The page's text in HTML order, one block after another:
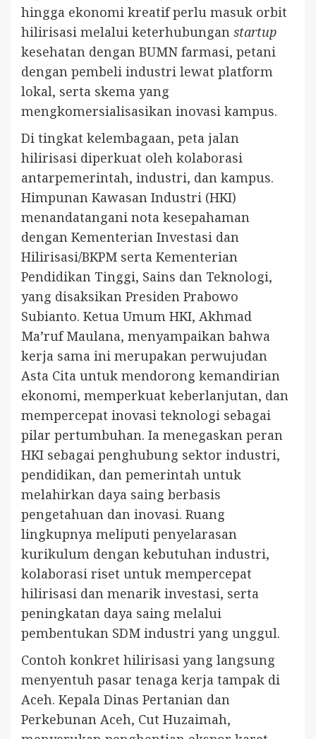
hingga ekonomi kreatif perlu masuk orbit
hilirisasi melalui keterhubungan startup
kesehatan dengan BUMN farmasi, petani
dengan pembeli industri lewat platform
lokal, serta skema yang
mengkomersialisasikan inovasi kampus.
Di tingkat kelembagaan, peta jalan
hilirisasi diperkuat oleh kolaborasi
antarpemerintah, industri, dan kampus.
Himpunan Kawasan Industri (HKI)
menandatangani nota kesepahaman
dengan Kementerian Investasi dan
Hilirisasi/BKPM serta Kementerian
Pendidikan Tinggi, Sains dan Teknologi,
yang disaksikan Presiden Prabowo
Subianto. Ketua Umum HKI, Akhmad
Ma’ruf Maulana, menyampaikan bahwa
kerja sama ini merupakan perwujudan
Asta Cita untuk mendorong kemandirian
ekonomi, memperkuat keberlanjutan, dan
mempercepat inovasi teknologi sebagai
pilar pertumbuhan. Ia menegaskan peran
HKI sebagai penghubung sektor industri,
pendidikan, dan pemerintah untuk
melahirkan daya saing berbasis
pengetahuan dan inovasi. Ruang
lingkupnya meliputi penyelarasan
kurikulum dengan kebutuhan industri,
kolaborasi riset untuk mempercepat
hilirisasi dan menarik investasi, serta
peningkatan daya saing melalui
pembentukan SDM industri yang unggul.
Contoh konkret hilirisasi yang langsung
menyentuh pasar tenaga kerja tampak di
Aceh. Kepala Dinas Pertanian dan
Perkebunan Aceh, Cut Huzaimah,